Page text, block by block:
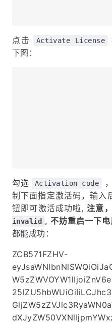
点击 Activate License
下图：
勾选 Activation code
制下面指定激活码，输入
钮即可激活成功啦,注意
invalid , 不妨重启一下
都能成功：
ZCB571FZHV-